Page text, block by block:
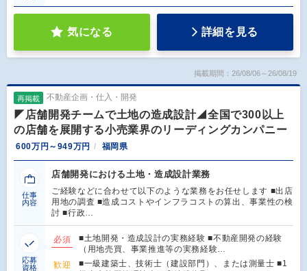
気になる 詳細を見る
掲載期間：26/08/06～26/08/19
再掲載 不動産企画・仕入・開発
◤店舗開発チームで土地の造成設計◢全国で300以上
の店舗を展開する小売業界のリーディングカンパニー
600万円～949万円 福岡県
仕事
内容
店舗開発における土地・造成設計業務
ご経験などに合わせて以下のような業務をお任せします ■出店
用地の調査 ■造成コストやインフラコストの算出、事業性の検
討 ■行政…
応募
資格
必須
■土地開発・造成設計の実務経験 ■不動産開発の経験
（用地売買、事業推進等の実務経験…
歓迎
■一級建築士、技術士（建設部門）、または測量士 ■1